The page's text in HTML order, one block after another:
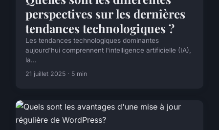
perspectives sur les dernières
tendances technologiques ?
Les tendances technologiques dominantes
aujourd'hui comprennent l'intelligence artificielle (IA),
la...
21 juillet 2025 · 5 min